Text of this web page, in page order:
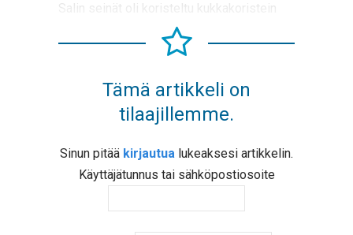
Salin seinät oli koristeltu kukkakoristein
Tämä artikkeli on
tilaajillemme.
Sinun pitää kirjautua lukeaksesi artikkelin.
Käyttäjätunnus tai sähköpostiosoite